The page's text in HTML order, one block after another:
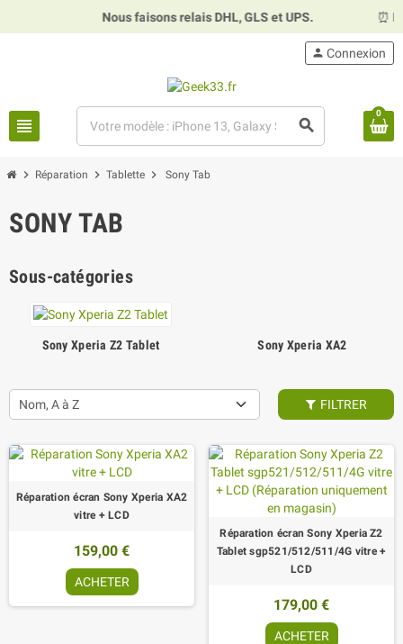
Nous faisons relais DHL, GLS et UPS.
view_headline search
person Connexion
0
chevron_right Réparation chevron_right Tablette chevron_right Sony Tab
SONY TAB
Sous-catégories
Sony Xperia Z2 Tablet Sony Xperia XA2
Nom, A à Z FILTRER
Réparation écran Sony Xperia XA2
vitre + LCD
159,00 €
ACHETER
Réparation écran Sony Xperia Z2
Tablet sgp521/512/511/4G vitre +
LCD
179,00 €
ACHETER